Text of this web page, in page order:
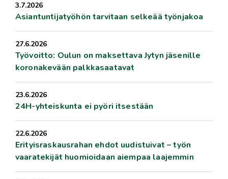
3.7.2026
Asiantuntijatyöhön tarvitaan selkeää työnjakoa
27.6.2026
Työvoitto: Oulun on maksettava Jytyn jäsenille
koronakevään palkkasaatavat
23.6.2026
24H-yhteiskunta ei pyöri itsestään
22.6.2026
Erityisraskausrahan ehdot uudistuivat – työn
vaaratekijät huomioidaan aiempaa laajemmin